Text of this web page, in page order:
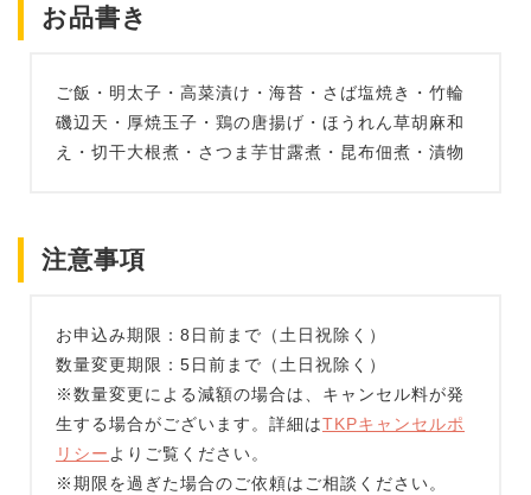
お品書き
ご飯・明太子・高菜漬け・海苔・さば塩焼き・竹輪
磯辺天・厚焼玉子・鶏の唐揚げ・ほうれん草胡麻和
え・切干大根煮・さつま芋甘露煮・昆布佃煮・漬物
注意事項
お申込み期限：8日前まで（土日祝除く）
数量変更期限：5日前まで（土日祝除く）
※数量変更による減額の場合は、キャンセル料が発
生する場合がございます。詳細はTKPキャンセルポ
リシー よりご覧ください。
※期限を過ぎた場合のご依頼はご相談ください。